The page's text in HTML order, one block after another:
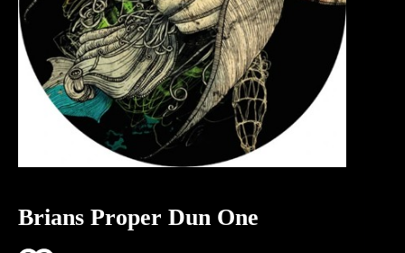
Brians Proper Dun One